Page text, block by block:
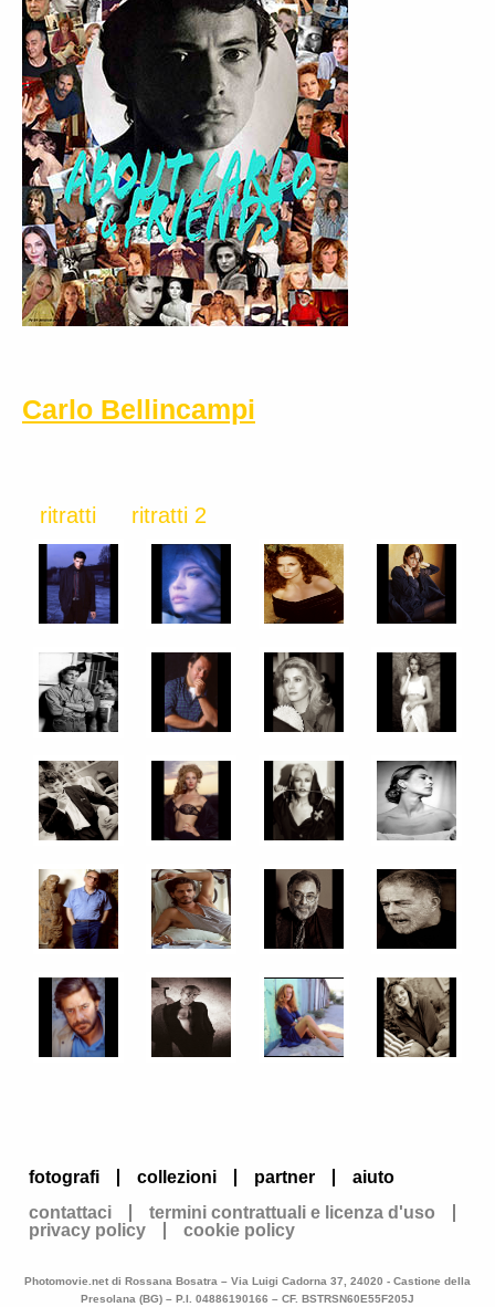
Carlo Bellincampi
ritratti ritratti 2
fotografi collezioni partner
aiuto
contattaci
termini contrattuali e licenza d'uso
privacy policy
cookie policy
Photomovie.net di Rossana Bosatra – Via Luigi Cadorna 37, 24020 - Castione della
Presolana (BG) – P.I. 04886190166 – CF. BSTRSN60E55F205J